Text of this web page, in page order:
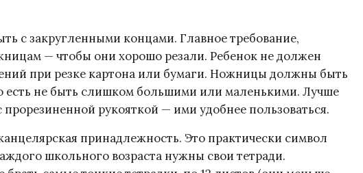
с закругленными концами. Главное требование,
— чтобы они хорошо резали. Ребенок не должен
при резке картона или бумаги. Ножницы должны быть
есть не быть слишком большими или маленькими. Лучше
рукояткой — ими удобнее пользоваться.
принадлежность. Это практически символ
школьного возраста нужны свои тетради.